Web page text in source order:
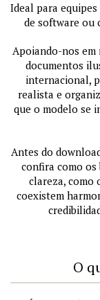
Ideal para
de software ou
Apoiando-nos em
documentos
internacional,
realista e
que o modelo se
Antes do
confira como os
clareza, como
coexistem
O